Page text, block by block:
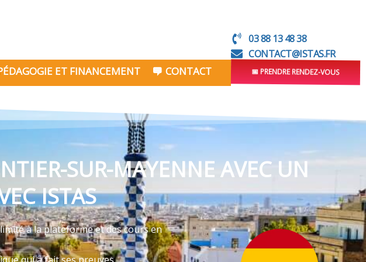
ET FINANCEMENT CONTACT
03 88 13 48 38
CONTACT@ISTAS.FR
📅 PRENDRE RENDEZ-VOUS
SUR-MAYENNE AVEC UN
ISTAS
à la plateforme et des cours en